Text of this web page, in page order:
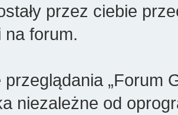
przez ciebie
na forum.
„Forum
niezależne od